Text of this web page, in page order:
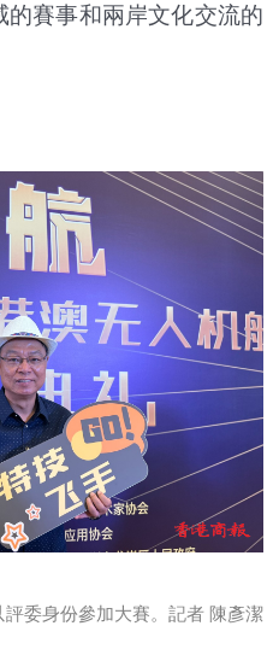
賽事和兩岸文化交流的
委身份參加大賽。記者 陳彥潔